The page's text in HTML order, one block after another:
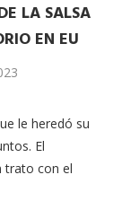
LA SALSA
EN EU
le heredó su
El
trato con el